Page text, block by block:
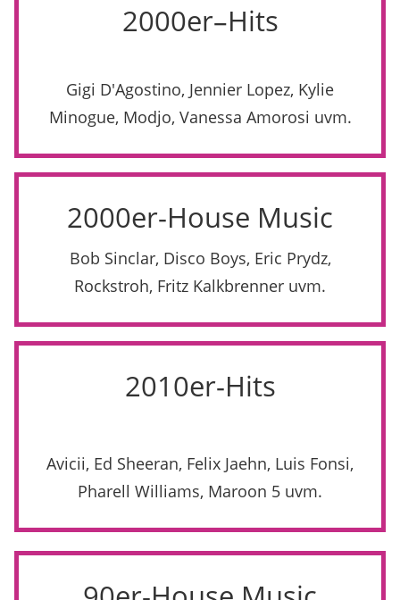
2000er–Hits
Gigi D'Agostino, Jennier Lopez, Kylie
Minogue, Modjo, Vanessa Amorosi uvm.
2000er-House Music
Bob Sinclar, Disco Boys, Eric Prydz,
Rockstroh, Fritz Kalkbrenner uvm.
2010er-Hits
Avicii, Ed Sheeran, Felix Jaehn, Luis Fonsi,
Pharell Williams, Maroon 5 uvm.